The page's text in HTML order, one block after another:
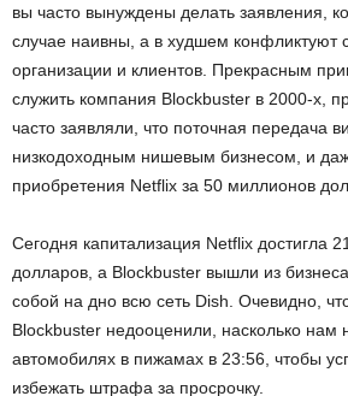
вы часто вынуждены делать заявления,
случае наивны, а в худшем конфликтуют
организации и клиентов. Прекрасным
служить компания Blockbuster в 2000-х,
часто заявляли, что поточная передача
низкодоходным нишевым бизнесом, и
приобретения Netflix за 50 миллионов
Сегодня капитализация Netflix достигла
долларов, а Blockbuster вышли из
собой на дно всю сеть Dish. Очевидно,
Blockbuster недооценили, насколько нам
автомобилях в пижамах в 23:56, чтобы
избежать штрафа за просрочку.